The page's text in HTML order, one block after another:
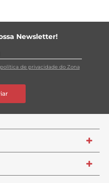
Newsletter!
política de privacidade do Zona
+
+